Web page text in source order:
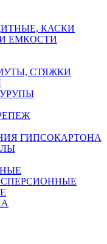
КАСКИ
ЕМКОСТИ
СТЯЖКИ
ГИПСОКАРТОНА